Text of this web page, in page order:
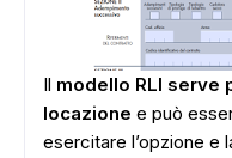
Il modello RLI serve
locazione e può
esercitare l’opzione e